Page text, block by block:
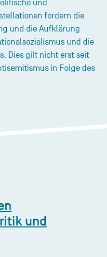
und
fordern die
und die Aufklärung
und die
Dies gilt nicht erst seit
in Folge des
und